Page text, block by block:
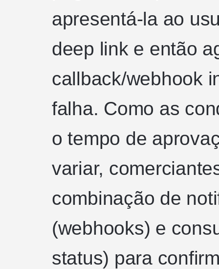
apresentá-la ao
deep link e então
callback/webhook
falha. Como as
o tempo de
variar,
combinação de
(webhooks) e
status) para